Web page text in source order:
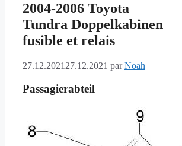
2004-2006 Toyota
Tundra Doppelkabinen
fusible et relais
27.12.2021 27.12.2021 parNoah
Passagierabteil